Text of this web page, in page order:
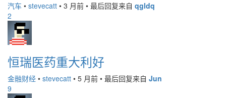
汽车 • stevecatt • 3 月前 • 最后回复来自 qgldq
2
恒瑞医药重大利好
金融财经 • stevecatt • 5 月前 • 最后回复来自 Jun
9